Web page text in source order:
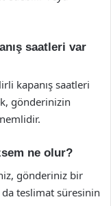
saatleri var
kapanış saatleri
gönderinizin
ne olur?
gönderiniz bir
teslimat süresinin